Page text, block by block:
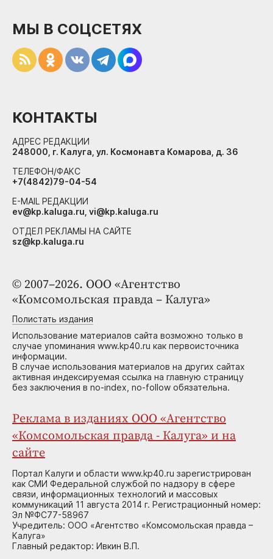
© 2007–2026. ООО «Агентство
«Комсомольская правда – Калуга»
Полистать издания
Использование материалов сайта возможно только в
случае упоминания www.kp40.ru как первоисточника
информации.
В случае использования материалов на других сайтах
активная индексируемая ссылка на главную страницу
без заключения в no-index, no-follow обязательна.
Реклама в изданиях ООО «Агентство
«Комсомольская правда - Калуга» и на
сайте
Портал Калуги и области www.kp40.ru зарегистрирован
как СМИ Федеральной службой по надзору в сфере
связи, информационных технологий и массовых
коммуникаций 11 августа 2014 г. Регистрационный номер:
Эл №ФС77-58967
Учредитель: ООО «Агентство «Комсомольская правда –
Калуга»
Главный редактор: Ивкин В.П.
МЫ В СОЦСЕТЯХ
КОНТАКТЫ
АДРЕС РЕДАКЦИИ
248000, г. Калуга, ул. Космонавта Комарова, д. 36
ТЕЛЕФОН/ФАКС
+7(4842)79-04-54
E-MAIL РЕДАКЦИИ
ev@kp.kaluga.ru, vi@kp.kaluga.ru
ОТДЕЛ РЕКЛАМЫ НА САЙТЕ
sz@kp.kaluga.ru